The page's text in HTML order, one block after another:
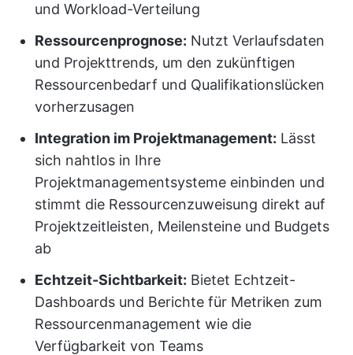
und Workload-Verteilung
Ressourcenprognose: Nutzt Verlaufsdaten
und Projekttrends, um den zukünftigen
Ressourcenbedarf und Qualifikationslücken
vorherzusagen
Integration im Projektmanagement: Lässt
sich nahtlos in Ihre
Projektmanagementsysteme einbinden und
stimmt die Ressourcenzuweisung direkt auf
Projektzeitleisten, Meilensteine und Budgets
ab
Echtzeit-Sichtbarkeit: Bietet Echtzeit-
Dashboards und Berichte für Metriken zum
Ressourcenmanagement wie die
Verfügbarkeit von Teams